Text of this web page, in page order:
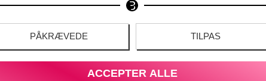
PÅKRÆVEDE TILPAS
ACCEPTER ALLE
DANSK E-MÆRKET WEBSHOP